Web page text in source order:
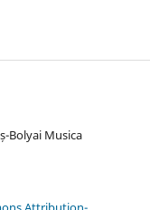
Bolyai Musica